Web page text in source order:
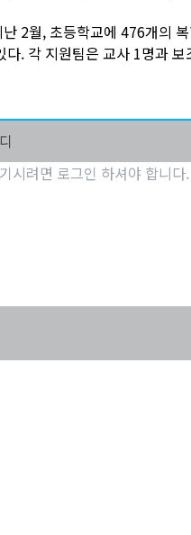
2월, 초등학교에 476개의
다. 각 지원팀은 교사 1명과